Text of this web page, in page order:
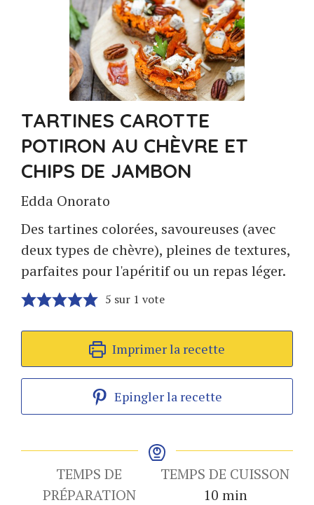
TARTINES CAROTTE
POTIRON AU CHÈVRE ET
CHIPS DE JAMBON
Edda Onorato
Des tartines colorées, savoureuses (avec
deux types de chèvre), pleines de textures,
parfaites pour l'apéritif ou un repas léger.
5 sur 1 vote
Imprimer la recette
Epingler la recette
TEMPS DE
PRÉPARATION
TEMPS DE CUISSON
10minutes
min